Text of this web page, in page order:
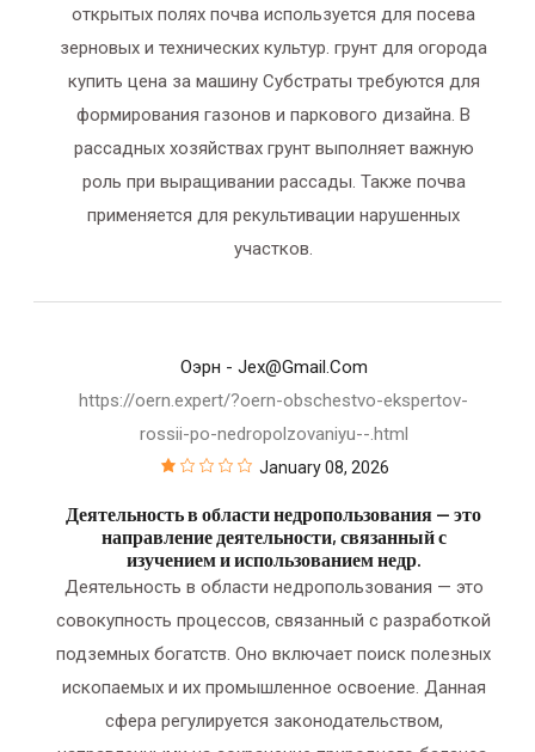
открытых полях почва используется для посева
зерновых и технических культур. грунт для огорода
купить цена за машину Субстраты требуются для
формирования газонов и паркового дизайна. В
рассадных хозяйствах грунт выполняет важную
роль при выращивании рассады. Также почва
применяется для рекультивации нарушенных
участков.
Оэрн - Jex@gmail.com
https://oern.expert/?oern-obschestvo-ekspertov-
rossii-po-nedropolzovaniyu--.html
January 08, 2026
Деятельность в области недропользования — это
направление деятельности, связанный с
изучением и использованием недр.
Деятельность в области недропользования — это
совокупность процессов, связанный с разработкой
подземных богатств. Оно включает поиск полезных
ископаемых и их промышленное освоение. Данная
сфера регулируется законодательством,